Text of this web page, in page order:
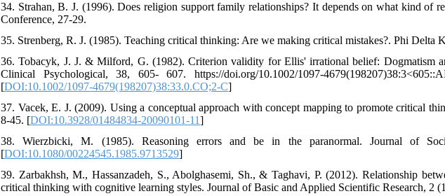
34. Strahan, B. J. (1996). Does religion support family relationships? It depends on what kind of
Conference, 27-29.
35. Strenberg, R. J. (1985). Teaching critical thinking: Are we making critical mistakes?. Phi Delta
36. Tobacyk, J. J. & Milford, G. (1982). Criterion validity for Ellis' irrational belief: Dogmatism
Clinical Psychological, 38, 605- 607. https://doi.org/10.1002/1097-
[DOI:10.1002/1097-4679(198207)38:33.0.CO;2-C]
37. Vacek, E. J. (2009). Using a conceptual approach with concept mapping to promote critical
8-45. [DOI:10.3928/01484834-20090101-11]
38. Wierzbicki, M. (1985). Reasoning errors and be in the paranormal. Journal of
[DOI:10.1080/00224545.1985.9713529]
39. Zarbakhsh, M., Hassanzadeh, S., Abolghasemi, Sh., & Taghavi, P. (2012). Relationship
critical thinking with cognitive learning styles. Journal of Basic and Applied Scientific Research, 2